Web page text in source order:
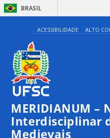
BRASIL
ACESSIBILIDADE ALTO
MERIDIANUM –
Interdisciplinar
Medievais